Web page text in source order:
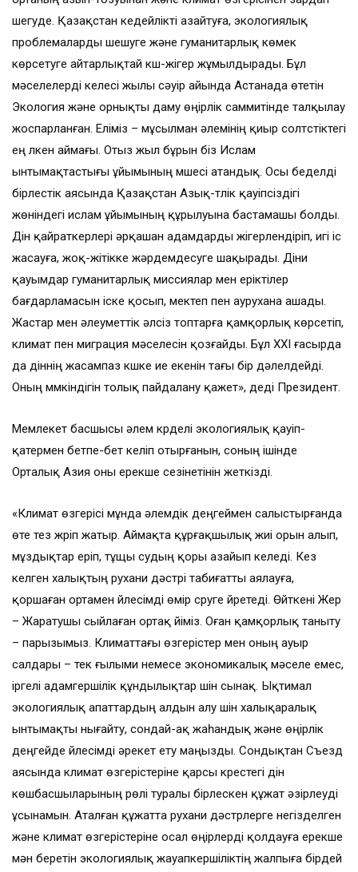
шегуде. Қазақстан кедейлікті азайтуға, экологиялық
проблемаларды шешуге және гуманитарлық көмек
көрсетуге айтарлықтай күш-жігер жұмылдырады. Бұл
мәселелерді келесі жылы сәуір айында Астанада өтетін
Экология және орнықты даму өңірлік саммитінде талқылау
жоспарланған. Еліміз – мұсылман әлемінің қиыр солтүстіктегі
ең үлкен аймағы. Отыз жыл бұрын біз Ислам
ынтымақтастығы ұйымының мүшесі атандық. Осы беделді
бірлестік аясында Қазақстан Азық-түлік қауіпсіздігі
жөніндегі ислам ұйымының құрылуына бастамашы болды.
Дін қайраткерлері әрқашан адамдарды жігерлендіріп, игі іс
жасауға, жоқ-жітікке жәрдемдесуге шақырады. Діни
қауымдар гуманитарлық миссиялар мен еріктілер
бағдарламасын іске қосып, мектеп пен аурухана ашады.
Жастар мен әлеуметтік әлсіз топтарға қамқорлық көрсетіп,
климат пен миграция мәселесін қозғайды. Бұл XXI ғасырда
да діннің жасампаз күшке ие екенін тағы бір дәлелдейді.
Оның мүмкіндігін толық пайдалану қажет», деді Президент.
Мемлекет басшысы әлем күрделі экологиялық қауіп-
қатермен бетпе-бет келіп отырғанын, соның ішінде
Орталық Азия оны ерекше сезінетінін жеткізді.
«Климат өзгерісі мұнда әлемдік деңгеймен салыстырғанда
өте тез жүріп жатыр. Аймақта құрғақшылық жиі орын алып,
мұздықтар еріп, тұщы судың қоры азайып келеді. Кез
келген халықтың рухани дәстүрі табиғатты аялауға,
қоршаған ортамен үйлесімді өмір сүруге үйретеді. Өйткені Жер
– Жаратушы сыйлаған ортақ үйіміз. Оған қамқорлық таныту
– парызымыз. Климаттағы өзгерістер мен оның ауыр
салдары – тек ғылыми немесе экономикалық мәселе емес,
іргелі адамгершілік құндылықтар үшін сынақ. Ықтимал
экологиялық апаттардың алдын алу үшін халықаралық
ынтымақты нығайту, сондай-ақ жаһандық және өңірлік
деңгейде үйлесімді әрекет ету маңызды. Сондықтан Съезд
аясында климат өзгерістеріне қарсы күрестегі дін
көшбасшыларының рөлі туралы бірлескен құжат әзірлеуді
ұсынамын. Аталған құжатта рухани дәстүрлерге негізделген
және климат өзгерістеріне осал өңірлерді қолдауға ерекше
мән беретін экологиялық жауапкершіліктің жалпыға бірдей